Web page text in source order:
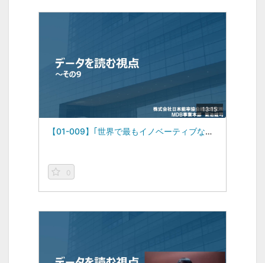
13:15
【01-009】｢世界で最もイノベーティブな企業｣ -データを読む視点vol.9-（2023/03/06）
0